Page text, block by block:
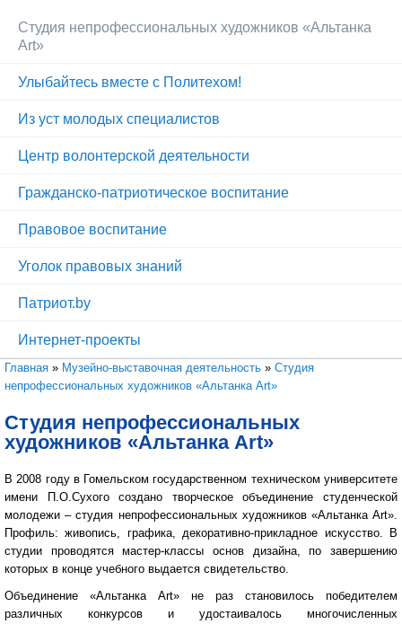
Студия непрофессиональных художников «Альтанка
Art»
Улыбайтесь вместе с Политехом!
Из уст молодых специалистов
Центр волонтерской деятельности
Гражданско-патриотическое воспитание
Правовое воспитание
Уголок правовых знаний
Патриот.by
Интернет-проекты
Вы здесь
Главная » Музейно-выставочная деятельность » Студия
непрофессиональных художников «Альтанка Art»
Студия непрофессиональных
художников «Альтанка Art»
В 2008 году в Гомельском государственном техническом университете
имени П.О.Сухого создано творческое объединение студенческой
молодежи – студия непрофессиональных художников «Альтанка Art».
Профиль: живопись, графика, декоративно-прикладное искусство. В
студии проводятся мастер-классы основ дизайна, по завершению
которых в конце учебного выдается свидетельство.
Объединение «Альтанка Art» не раз становилось победителем
различных конкурсов и удостаивалось многочисленных